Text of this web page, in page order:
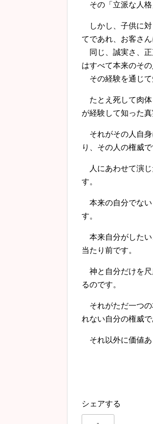
その「立派な人格
しかし、子供に対
てであれ、お客さん
同じ、誠実さ、正
はすべて本来のそ
その経験を通じて
たとえ死して肉体
が経験して知った真
それがその人自身
り、その人の権威で
人にあわせて演じ
す。
本来の自分でない
す。
本来自分がしたい
当たり前です。
神と自分だけを尺
るのです。
それがただ一つの
れない自分の権威
それ以外に価値あ
シェアする